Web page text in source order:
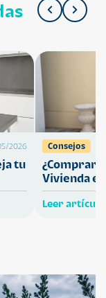
2026
tu
Consejos
¿Comprar
Vivienda
Leer